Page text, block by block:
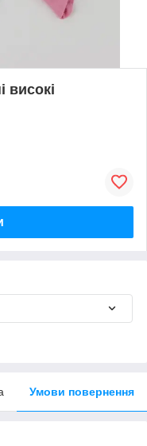
високі
Умови повернення